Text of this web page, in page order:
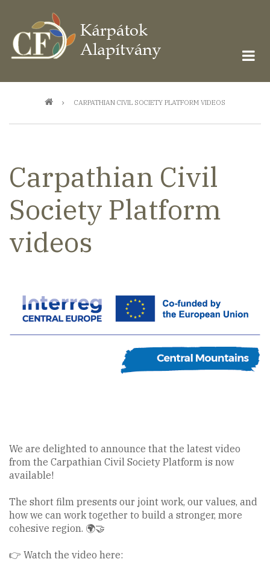
tartalomra
Morzsa CARPATHIAN CIVIL SOCIETY PLATFORM VIDEOS
Carpathian Civil
Society Platform
videos
We are delighted to announce that the latest video
from the Carpathian Civil Society Platform is now
available!
The short film presents our joint work, our values, and
how we can work together to build a stronger, more
cohesive region. 🌍🤝
👉 Watch the video here: